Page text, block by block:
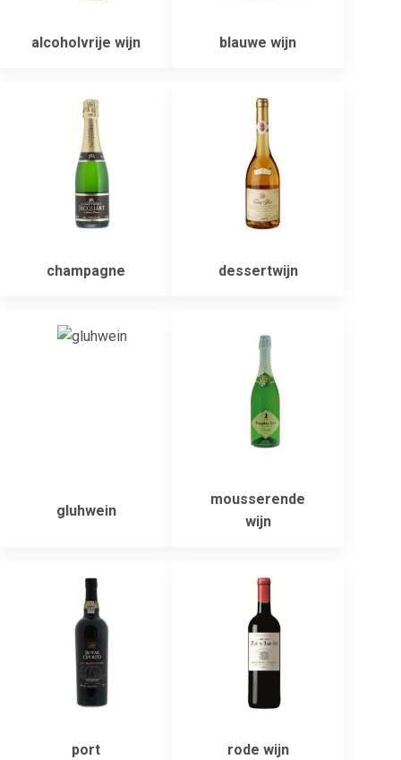
alcoholvrije wijn blauwe wijn
champagne dessertwijn
gluhwein
mousserende
wijn
port rode wijn